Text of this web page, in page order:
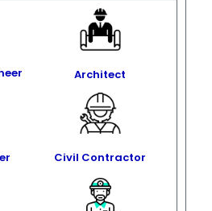
Architect
Civil Contractor